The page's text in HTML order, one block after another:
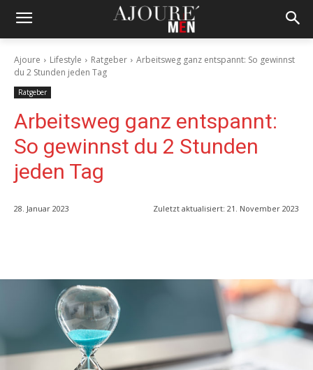
Ajoure Lifestyle Ratgeber
Arbeitsweg ganz entspannt: So gewinnst
du 2 Stunden jeden Tag
Ratgeber
Arbeitsweg ganz entspannt:
So gewinnst du 2 Stunden
jeden Tag
28. Januar 2023 Zuletzt aktualisiert: 21. November 2023